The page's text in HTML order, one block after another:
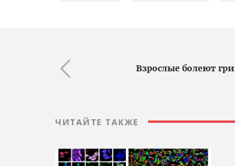
Взрослые болеют
ЧИТАЙТЕ ТАКЖЕ